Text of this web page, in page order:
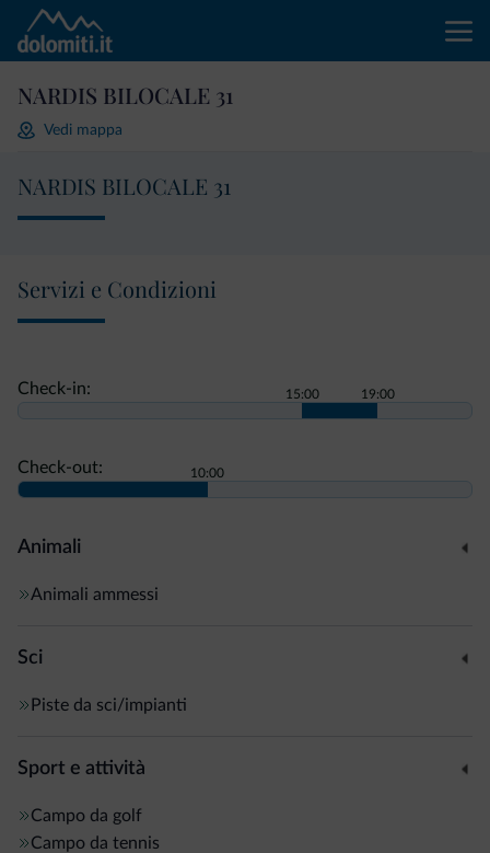
NARDIS BILOCALE 31
Vedi mappa
NARDIS BILOCALE 31
Servizi e Condizioni
Check-in: 15:00 19:00
Check-out: 10:00
Animali
Animali ammessi
Sci
Piste da sci/impianti
Sport e attività
Campo da golf
Campo da tennis